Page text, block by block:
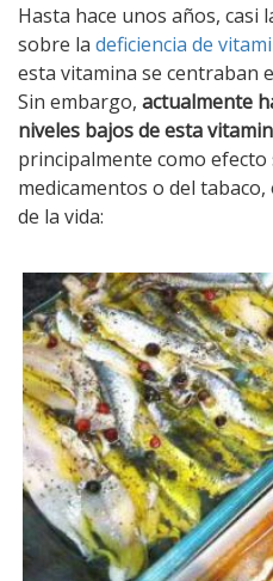
Hasta hace unos años, casi
sobre la deficiencia de
esta vitamina se centraban
Sin embargo, actualmente
niveles bajos de esta
principalmente como
medicamentos o del
de la vida: